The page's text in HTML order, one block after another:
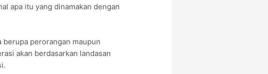
apa itu yang dinamakan dengan
berupa perorangan maupun
akan berdasarkan landasan